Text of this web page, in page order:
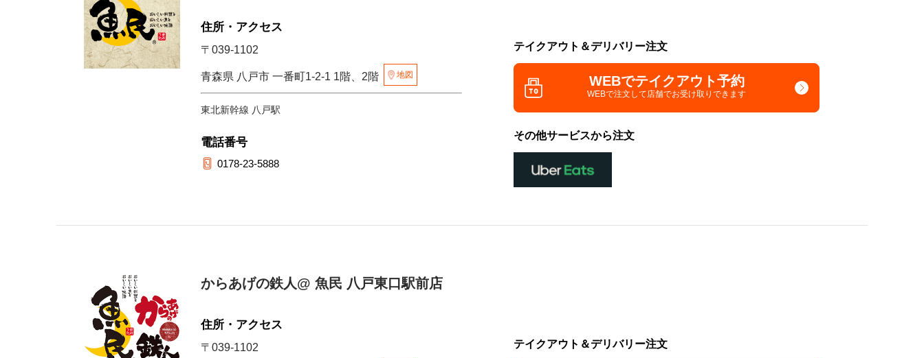
住所・アクセス
〒039-1102
青森県 八戸市 一番町1-2-1 1階、2階 地図
東北新幹線 八戸駅
電話番号
0178-23-5888
テイクアウト＆デリバリー注文
WEBでテイクアウト予約
WEBで注文して店舗でお受け取りできます
その他サービスから注文
からあげの鉄人@ 魚民 八戸東口駅前店
住所・アクセス
〒039-1102 テイクアウト＆デリバリー注文